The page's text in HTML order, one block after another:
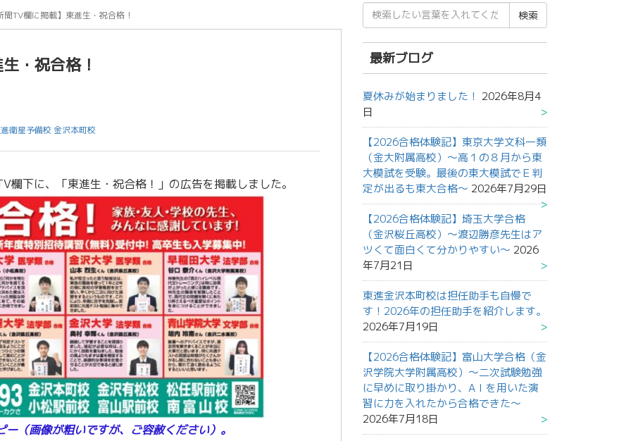
聞TV欄に掲載】東進生・祝合格！
・祝合格！
衛星予備校 金沢本町校
下に、「東進生・祝合格！」の広告を掲載しました。
（画像が粗いですが、ご容赦ください）。
検
索
結
果:
最新ブログ
夏休みが始まりました！ 2026年8月4
日
【2026合格体験記】東京大学文科一類
（金大附属高校）～高１の８月から東
大模試を受験。最後の東大模試でＥ判
定が出るも東大合格～ 2026年7月29日
【2026合格体験記】埼玉大学合格
（金沢桜丘高校）～渡辺勝彦先生はア
ツくて面白くて分かりやすい～ 2026
年7月21日
東進金沢本町校は担任助手も自慢で
す！2026年の担任助手を紹介します。
2026年7月19日
【2026合格体験記】富山大学合格（金
沢学院大学附属高校）～二次試験勉強
に早めに取り掛かり、AＩを用いた演
習に力を入れたから合格できた～
2026年7月18日